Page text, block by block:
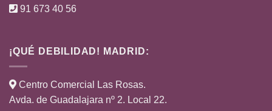
91 673 40 56
¡QUÉ DEBILIDAD! MADRID:
Centro Comercial Las Rosas.
Avda. de Guadalajara nº 2. Local 22.